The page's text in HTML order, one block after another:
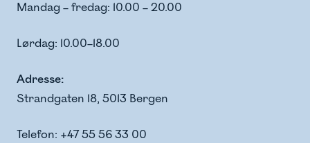
Mandag – fredag: 10.00 – 20.00
Lørdag: 10.00–18.00
Adresse:
Strandgaten 18, 5013 Bergen
Telefon: +47 55 56 33 00